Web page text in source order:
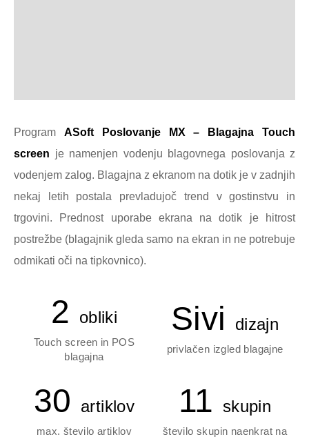
Pro­gram
ASoft Poslo­vanje MX – Bla­ga­jna Touch
screen je namen­jen vodenju blagov­nega poslo­vanja z
voden­jem zalog. Blagajna z ekranom na dotik je v zadnjih
nekaj letih postala prevladujoč trend v gostinstvu in
trgovini. Prednost uporabe ekrana na dotik je hitrost
postrežbe (blagajnik gleda samo na ekran in ne potrebuje
odmikati oči na tipkovnico).
2 obliki
Touch screen in POS
blagajna
Sivi dizajn
privlačen izgled blagajne
30 artiklov
max. število artiklov
11 skupin
število skupin naenkrat na